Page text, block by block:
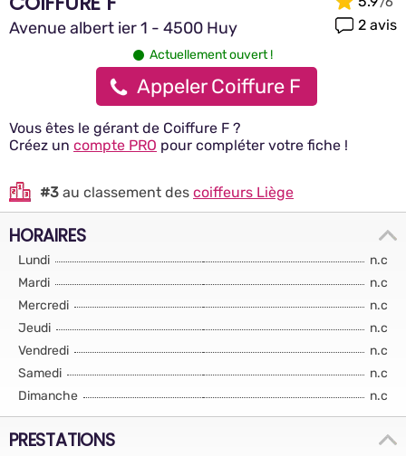
Avenue albert ier 1 - 4500 Huy
2 avis
Actuellement ouvert !
Appeler Coiffure F
Vous êtes le gérant de Coiffure F ?
Créez un compte PRO pour compléter votre fiche !
#3 au classement des coiffeurs Liège
HORAIRES
Lundi
n.c
Mardi
n.c
Mercredi
n.c
Jeudi
n.c
Vendredi
n.c
Samedi
n.c
Dimanche
n.c
PRESTATIONS